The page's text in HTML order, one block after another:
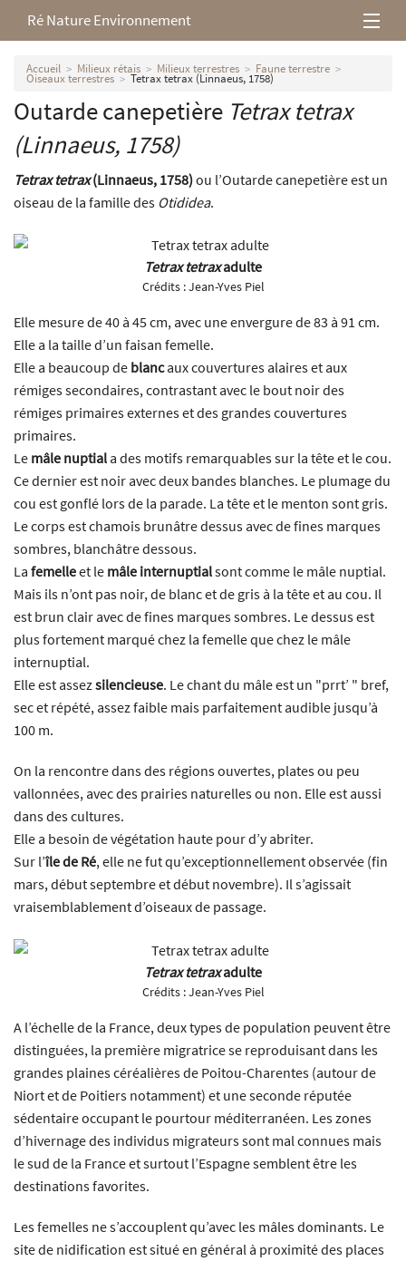
Ré Nature Environnement
L’association
Milieux rétais
Nos parutions
Accueil Milieux rétais Milieux terrestres Faune terrestre
Oiseaux terrestres Tetrax tetrax (Linnaeus, 1758)
Outarde canepetière Tetrax tetrax
(Linnaeus, 1758)
Tetrax tetrax(Linnaeus, 1758)ou l’Outarde canepetière est un
oiseau de la famille des Otididea.
Tetrax tetraxadulte
Crédits :Jean-Yves Piel
Elle mesure de 40 à 45 cm, avec une envergure de 83 à 91 cm.
Elle a la taille d’un faisan femelle.
Elle a beaucoup de blancaux couvertures alaires et aux
rémiges secondaires, contrastant avec le bout noir des
rémiges primaires externes et des grandes couvertures
primaires.
Le mâle nuptial a des motifs remarquables sur la tête et le cou.
Ce dernier est noir avec deux bandes blanches. Le plumage du
cou est gonflé lors de la parade. La tête et le menton sont gris.
Le corps est chamois brunâtre dessus avec de fines marques
sombres, blanchâtre dessous.
La femelleet le mâle internuptialsont comme le mâle nuptial.
Mais ils n’ont pas noir, de blanc et de gris à la tête et au cou. Il
est brun clair avec de fines marques sombres. Le dessus est
plus fortement marqué chez la femelle que chez le mâle
internuptial.
Elle est assezsilencieuse. Le chant du mâle est un "prrt’ " bref,
sec et répété, assez faible mais parfaitement audible jusqu’à
100 m.
On la rencontre dans des régions ouvertes, plates ou peu
vallonnées, avec des prairies naturelles ou non. Elle est aussi
dans des cultures.
Elle a besoin de végétation haute pour d’y abriter.
Sur l’île de Ré, elle ne fut qu’exceptionnellement observée (fin
mars, début septembre et début novembre). Il s’agissait
vraisemblablement d’oiseaux de passage.
Tetrax tetraxadulte
Crédits :Jean-Yves Piel
A l’échelle de la France, deux types de population peuvent être
distinguées, la première migratrice se reproduisant dans les
grandes plaines céréalières de Poitou-Charentes (autour de
Niort et de Poitiers notamment) et une seconde réputée
sédentaire occupant le pourtour méditerranéen. Les zones
d’hivernage des individus migrateurs sont mal connues mais
le sud de la France et surtout l’Espagne semblent être les
destinations favorites.
Les femelles ne s’accouplent qu’avec les mâles dominants. Le
site de nidification est situé en général à proximité des places